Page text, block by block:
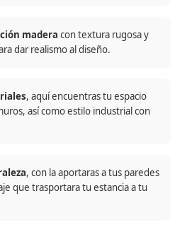
madera con textura rugosa y
dar realismo al diseño.
, aquí encuentras tu espacio
así como estilo industrial con
, con la aportaras a tus paredes
que trasportara tu estancia a tu